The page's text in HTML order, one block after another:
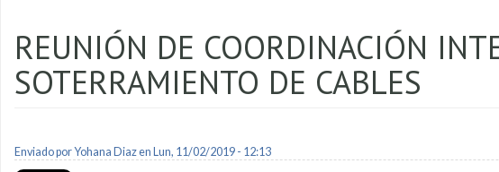
REUNIÓN DE COORDINACIÓN
SOTERRAMIENTO DE CABLES
Enviado porYohana Diazen Lun, 11/02/2019 - 12:13